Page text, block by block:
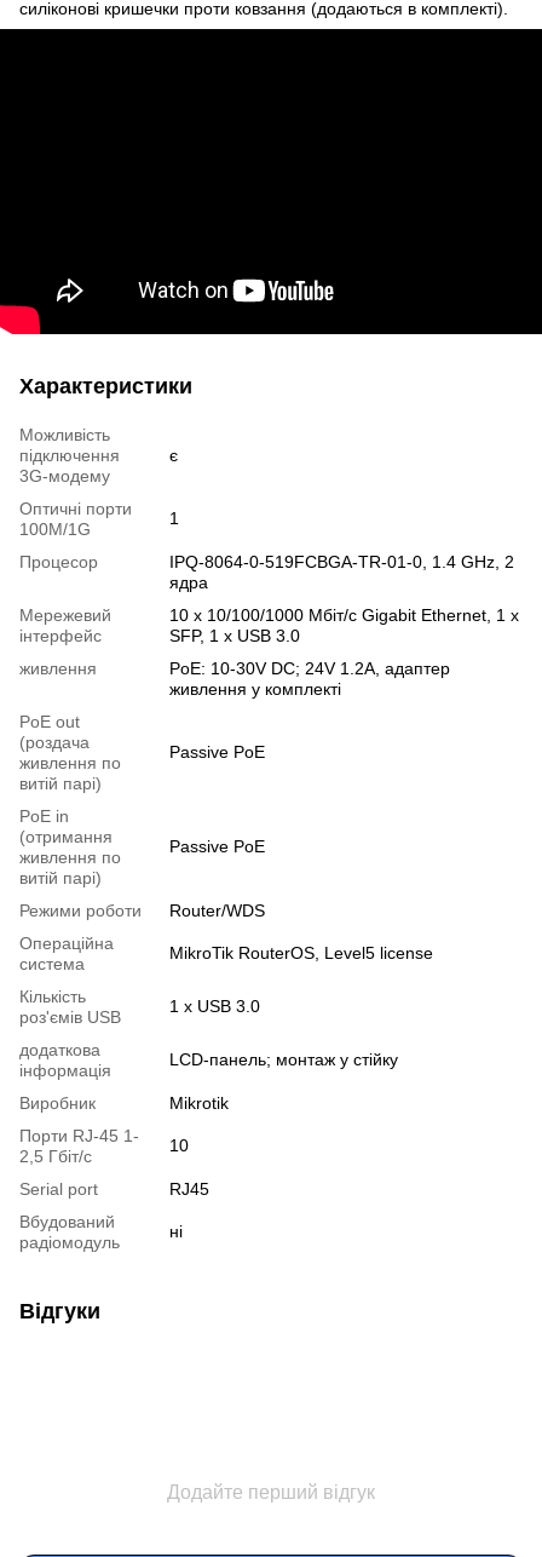
силіконові кришечки проти ковзання (додаються в комплекті).
Характеристики
Можливість
підключення
3G-модему
є
Оптичні порти
100M/1G
1
Процесор
IPQ-8064-0-519FCBGA-TR-01-0, 1.4 GHz, 2
ядра
Мережевий
інтерфейс
10 x 10/100/1000 Мбіт/с Gigabit Ethernet, 1 x
SFP, 1 x USB 3.0
живлення
PoE: 10-30V DC; 24V 1.2A, адаптер
живлення у комплекті
PoE out
(роздача
живлення по
витій парі)
Passive PoE
PoE in
(отримання
живлення по
витій парі)
Passive PoE
Режими роботи
Router/WDS
Операційна
система
MikroTik RouterOS, Level5 license
Кількість
роз'ємів USB
1 x USB 3.0
додаткова
інформація
LCD-панель; монтаж у стійку
Виробник
Mikrotik
Порти RJ-45 1-
2,5 Гбіт/с
10
Serial port
RJ45
Вбудований
радіомодуль
ні
Відгуки
Додайте перший відгук